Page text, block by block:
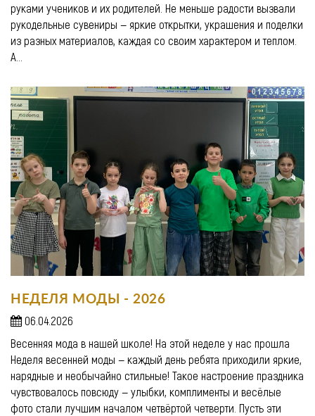
руками учеников и их родителей. Не меньше радости вызвали
рукодельные сувениры — яркие открытки, украшения и поделки
из разных материалов, каждая со своим характером и теплом.
А...
НЕДЕЛЯ МОДЫ - 2026
06.04.2026
Весенняя мода в нашей школе! На этой неделе у нас прошла
Неделя весенней моды — каждый день ребята приходили яркие,
нарядные и необычайно стильные! Такое настроение праздника
чувствовалось повсюду — улыбки, комплименты и весёлые
фото стали лучшим началом четвёртой четверти. Пусть эти